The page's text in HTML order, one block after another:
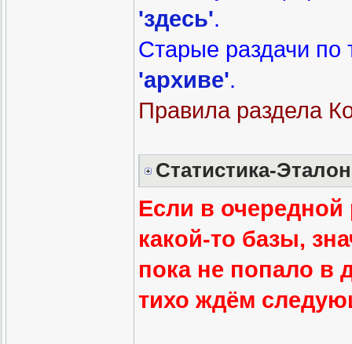
'здесь'.
Старые раздачи по
'архиве'.
Правила раздела
Статистика-Эталон
Если в
какой-то базы,
пока не попало в
тихо ждём